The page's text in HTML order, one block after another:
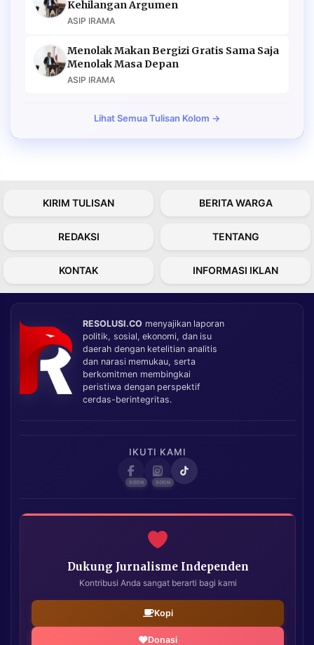
Kehilangan Argumen
ASIP IRAMA
Menolak Makan Bergizi Gratis Sama Saja
Menolak Masa Depan
ASIP IRAMA
Lihat Semua Tulisan Kolom →
KIRIM TULISAN BERITA WARGA
REDAKSI TENTANG
KONTAK INFORMASI IKLAN
RESOLUSI.CO menyajikan laporan
politik, sosial, ekonomi, dan isu
daerah dengan ketelitian analitis
dan narasi memukau, serta
berkomitmen membingkai
peristiwa dengan perspektif
cerdas-berintegritas.
IKUTI KAMI
Dukung Jurnalisme Independen
Kontribusi Anda sangat berarti bagi kami
Kopi
Donasi